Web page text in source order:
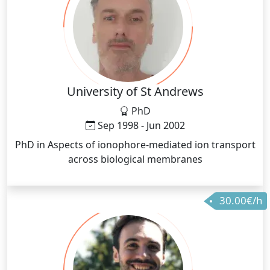
University of St Andrews
PhD
Sep 1998 - Jun 2002
PhD in Aspects of ionophore-mediated ion transport
across biological membranes
30.00€/h